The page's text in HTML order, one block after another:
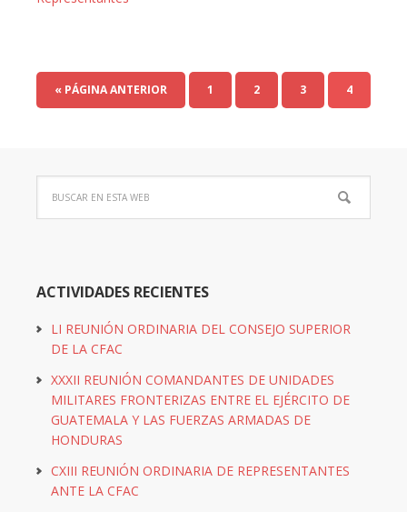
« PÁGINA ANTERIOR 1 2 3 4
ACTIVIDADES RECIENTES
LI REUNIÓN ORDINARIA DEL CONSEJO SUPERIOR
DE LA CFAC
XXXII REUNIÓN COMANDANTES DE UNIDADES
MILITARES FRONTERIZAS ENTRE EL EJÉRCITO DE
GUATEMALA Y LAS FUERZAS ARMADAS DE
HONDURAS
CXIII REUNIÓN ORDINARIA DE REPRESENTANTES
ANTE LA CFAC